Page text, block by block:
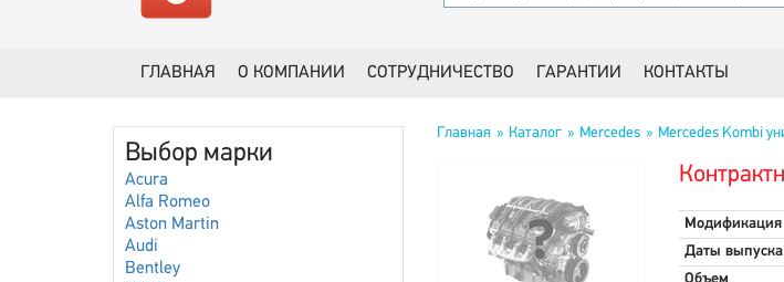
ГЛАВНАЯ О КОМПАНИИ СОТРУДНИЧЕСТВО ГАРАНТИИ КОНТАКТЫ
Выбор марки
Acura
Alfa Romeo
Aston Martin
Audi
Bentley
Главная Каталог Mercedes Mercedes Kombi
Модификация
Даты выпуска